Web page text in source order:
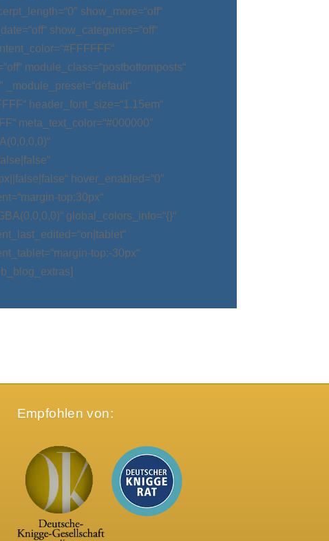
show_more=“off“
show_categories=“off“
module_class=“postbottomposts“
_module_preset=“default“
header_font_size=“1.15em“
meta_text_color=“#000000″
hover_enabled=“0″
top:30px“
global_colors_info=“{}“
top:-30px“
Empfohlen von: